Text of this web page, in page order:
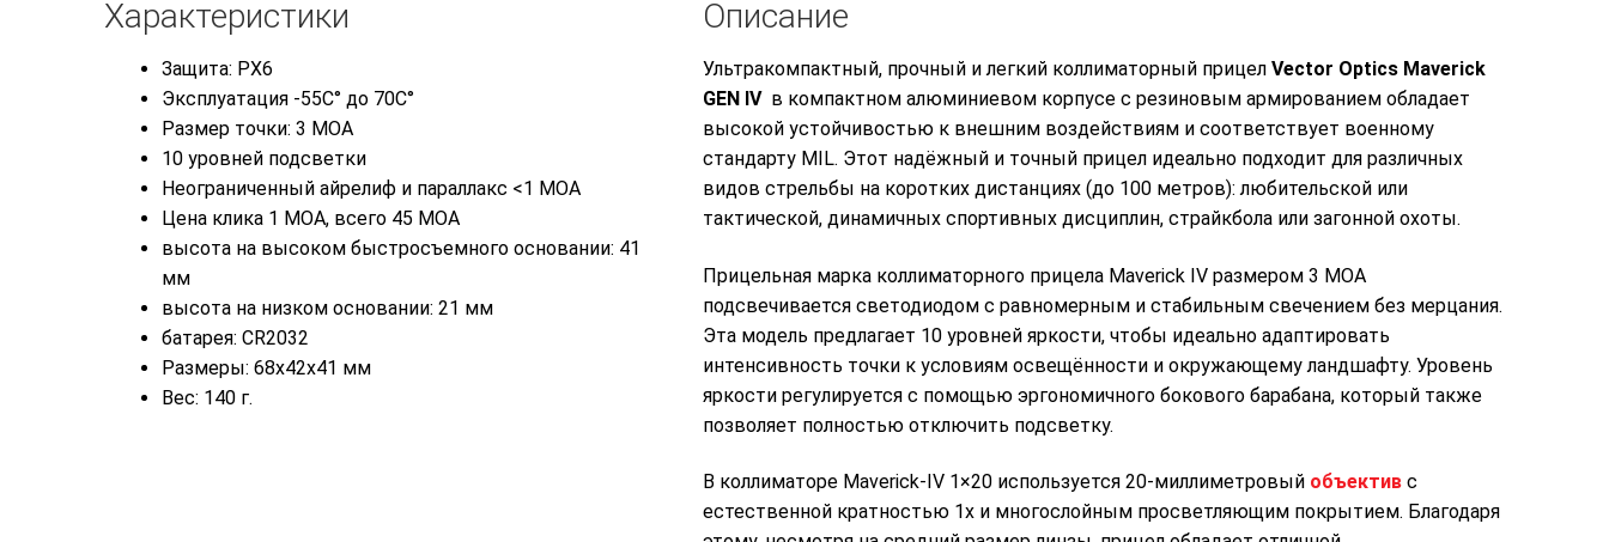
Optics Maverick Gen IV Mini 1×20 SOP
Характеристики
Защита: PX6
Эксплуатация -55C° до 70C°
Размер точки: 3 МОА
10 уровней подсветки
Неограниченный айрелиф и параллакс <1 МОА
Цена клика 1 МОА, всего 45 МОА
высота на высоком быстросъемного основании: 41
мм
высота на низком основании: 21 мм
батарея: CR2032
Размеры: 68x42x41 мм
Вес: 140 г.
Описание
Ультракомпактный, прочный и легкий коллиматорный прицел Vector Optics Maverick
GEN IV в компактном алюминиевом корпусе с резиновым армированием обладает
высокой устойчивостью к внешним воздействиям и соответствует военному
стандарту MIL. Этот надёжный и точный прицел идеально подходит для различных
видов стрельбы на коротких дистанциях (до 100 метров): любительской или
тактической, динамичных спортивных дисциплин, страйкбола или загонной охоты.
Прицельная марка коллиматорного прицела Maverick IV размером 3 MOA
подсвечивается светодиодом с равномерным и стабильным свечением без мерцания.
Эта модель предлагает 10 уровней яркости, чтобы идеально адаптировать
интенсивность точки к условиям освещённости и окружающему ландшафту. Уровень
яркости регулируется с помощью эргономичного бокового барабана, который также
позволяет полностью отключить подсветку.
В коллиматоре Maverick-IV 1×20 используется 20-миллиметровый объектив с
естественной кратностью 1х и многослойным просветляющим покрытием. Благодаря